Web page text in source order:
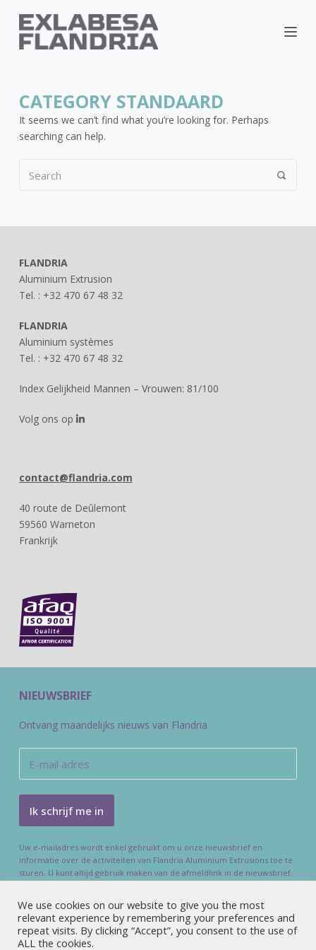
CATEGORY STANDAARD
It seems we can’t find what you’re looking for. Perhaps
searching can help.
FLANDRIA
Aluminium Extrusion
Tel. : +32 470 67 48 32
FLANDRIA
Aluminium systèmes
Tel. : +32 470 67 48 32
Index Gelijkheid Mannen – Vrouwen: 81/100
Volg ons op
contact@flandria.com
40 route de Deûlemont
59560 Warneton
Frankrijk
NIEUWSBRIEF
Ontvang maandelijks nieuws van Flandria
Uw e-mailadres wordt enkel gebruikt om u onze nieuwsbrief en
informatie over de activiteiten van Flandria Aluminium Extrusions toe te
sturen. U kunt altijd gebruik maken van de afmeldlink in de nieuwsbrief.
We use cookies on our website to give you the most
relevant experience by remembering your preferences and
repeat visits. By clicking “Accept”, you consent to the use of
ALL the cookies.